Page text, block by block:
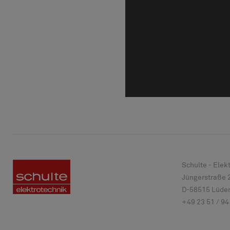
Schulte -
Jüngerstraße
D-58515
+49 23 51 /